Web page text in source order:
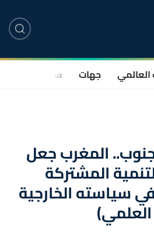
جهات سياسة
المغرب جعل
المشتركة
سياسته الخارجية